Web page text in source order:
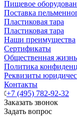
Пищевое
Поставка
Пластиковая тара
Пластиковая тара
Наши преимущества
Сертификаты
Общественная жизнь
Политика
Реквизиты
Контакты
+7 (495) 782-92-32
Заказать звонок
Задать вопрос